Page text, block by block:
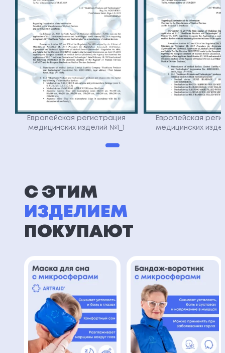
Европейская регистрация
медицинских изделий №1_1
Европейская
медицинских
С ЭТИМ
ИЗДЕЛИЕМ
ПОКУПАЮТ